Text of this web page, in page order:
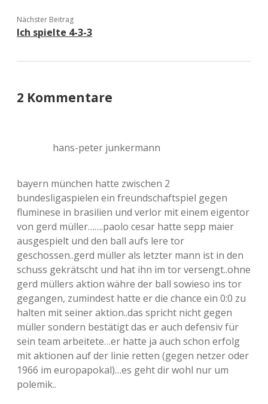
Nächster Beitrag
Ich spielte 4-3-3
2 Kommentare
hans-peter junkermann
bayern münchen hatte zwischen 2
bundesligaspielen ein freundschaftspiel gegen
fluminese in brasilien und verlor mit einem eigentor
von gerd müller…….paolo cesar hatte sepp maier
ausgespielt und den ball aufs lere tor
geschossen..gerd müller als letzter mann ist in den
schuss gekrätscht und hat ihn im tor versengt..ohne
gerd müllers aktion währe der ball sowieso ins tor
gegangen, zumindest hatte er die chance ein 0:0 zu
halten mit seiner aktion..das spricht nicht gegen
müller sondern bestätigt das er auch defensiv für
sein team arbeitete…er hatte ja auch schon erfolg
mit aktionen auf der linie retten (gegen netzer oder
1966 im europapokal)…es geht dir wohl nur um
polemik..